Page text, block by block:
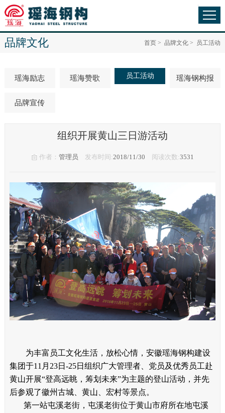
品牌文化 首页 > 品牌文化 > 员工活动
瑶海励志 瑶海赞歌 员工活动 瑶海钢构报
品牌宣传
组织开展黄山三日游活动
作者： 管理员 发布时间: 2018/11/30 阅读次数:3531
为丰富员工文化生活，放松心情，安徽瑶海钢构建设
集团于11 月 23日 -25日组织广大管理者、党员及优秀员工赴
黄山开展“登高远眺，筹划未来”为主题的登山活动，并先
后参观了徽州古城、黄山、宏村等景点。
第一站屯溪老街，屯溪老街位于黄山市府所在地屯溪